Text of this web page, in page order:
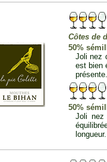
Côtes de
50%
Joli nez
est bien
50%
Joli nez